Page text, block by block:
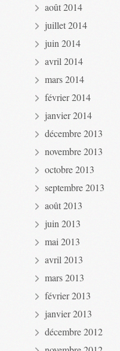
août 2014
juillet 2014
juin 2014
avril 2014
mars 2014
février 2014
janvier 2014
décembre 2013
novembre 2013
octobre 2013
septembre 2013
août 2013
juin 2013
mai 2013
avril 2013
mars 2013
février 2013
janvier 2013
décembre 2012